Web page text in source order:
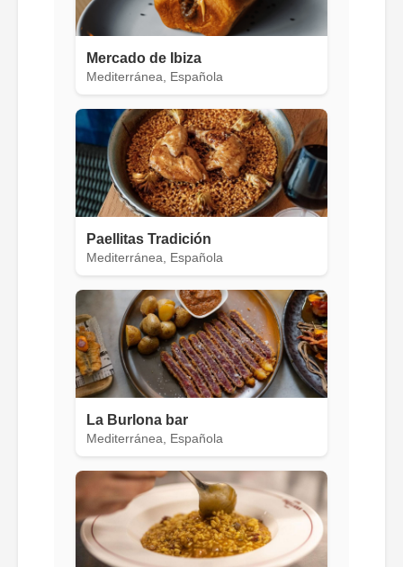
Mercado de Ibiza
Mediterránea, Española
Paellitas Tradición
Mediterránea, Española
La Burlona bar
Mediterránea, Española